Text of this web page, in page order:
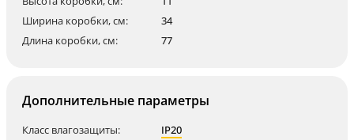
Ширина коробки, см:
34
Длина коробки, см:
77
Дополнительные параметры
Класс влагозащиты:
IP20